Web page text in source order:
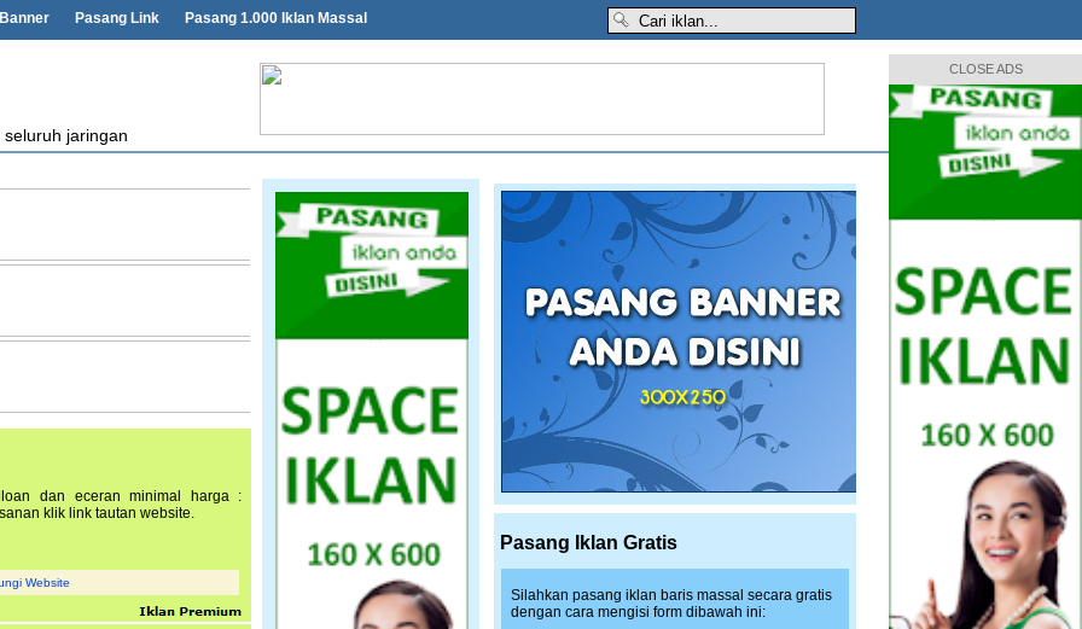
Pasang Link Pasang 1.000 Iklan Massal
jaringan
dan eceran minimal harga :
klik link tautan website.
Website
Pasang Iklan Gratis
Silahkan pasang iklan baris massal secara gratis
dengan cara mengisi form dibawah ini:
CLOSE ADS